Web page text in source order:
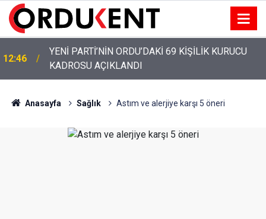
12:46
YENİ PARTİ’NİN ORDU’DAKİ 69 KİŞİLİK KURUCU
KADROSU AÇIKLANDI
12:22
YENİ PARTİ ALTINORDU’DA KURUCU YÖNETİMİNİ
AÇIKLADI
Anasayfa Sağlık Astım ve alerjiye karşı 5 öneri